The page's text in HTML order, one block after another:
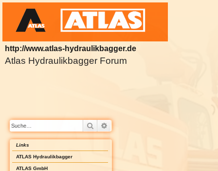
http://www.atlas-hydraulikbagger.de
Atlas Hydraulikbagger Forum
Suche
Links
ATLAS Hydraulikbagger
ATLAS GmbH